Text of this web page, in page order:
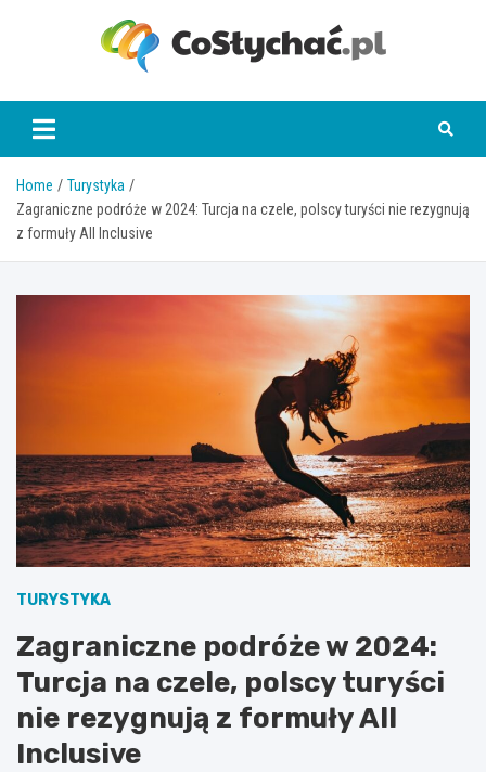
coslychac.pl
Home
Turystyka
Zagraniczne podróże w 2024: Turcja na czele, polscy turyści nie rezygnują
z formuły All Inclusive
TURYSTYKA
Zagraniczne podróże w 2024:
Turcja na czele, polscy turyści
nie rezygnują z formuły All
Inclusive